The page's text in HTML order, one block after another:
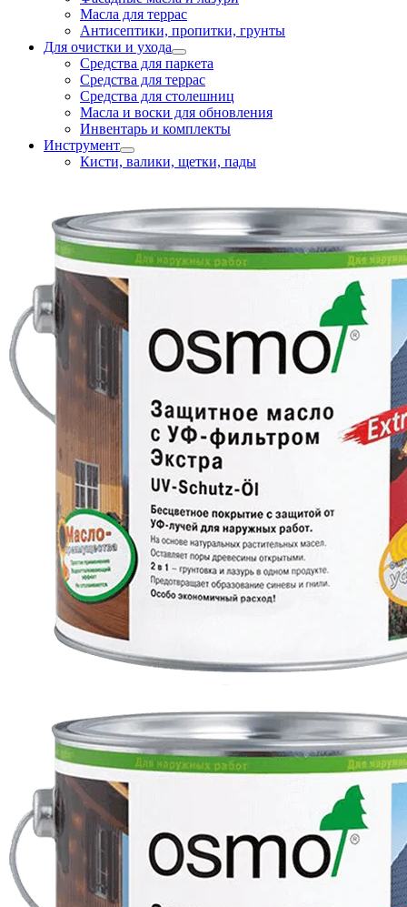
Масла для террас
Антисептики, пропитки, грунты
Для очистки и ухода
Средства для паркета
Средства для террас
Средства для столешниц
Масла и воски для обновления
Инвентарь и комплекты
Инструмент
Кисти, валики, щетки, пады